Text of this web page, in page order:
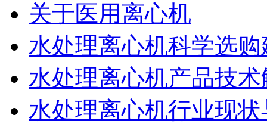
关于医用离心机
水处理离心机科学选购
水处理离心机产品技术
水处理离心机行业现